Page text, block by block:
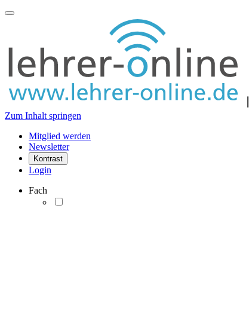
Zum Inhalt springen
Mitglied werden
Newsletter
Kontrast
Login
Fach